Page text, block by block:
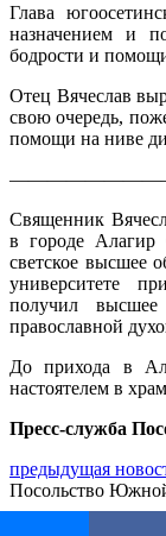
Глава
назначением и
бодрости и
Отец Вячеслав
свою очередь,
помощи на ниве
Священник
в городе
светское высшее
университете
получил высшее
православной
До прихода в
настоятелем в
Пресс-служба
предыдущая
Посольство